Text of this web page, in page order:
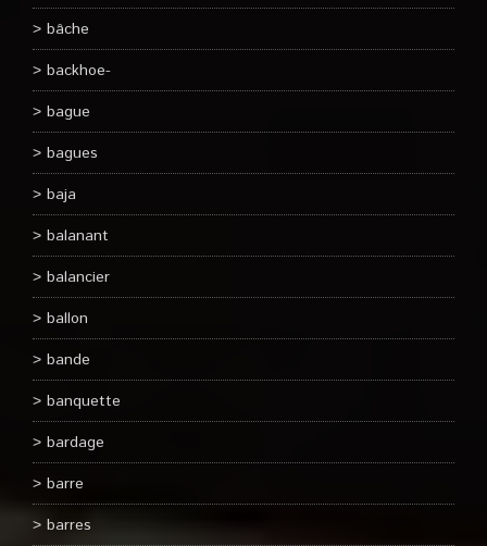
bâche
backhoe-
bague
bagues
baja
balanant
balancier
ballon
bande
banquette
bardage
barre
barres